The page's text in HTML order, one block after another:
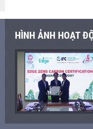
HÌNH ẢNH HOẠT